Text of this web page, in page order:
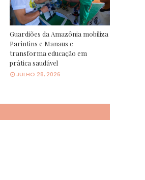
Guardiões da Amazônia mobiliza
Parintins e Manaus e
transforma educação em
prática saudável
JULHO 28, 2026